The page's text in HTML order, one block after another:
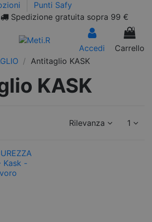
Punti Safy
Spedizione gratuita sopra 99 €
Accedi
0
Carrello
Antitaglio KASK
KASK
Rilevanza 1